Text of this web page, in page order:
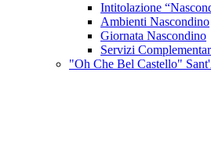
Intitolazione
Ambienti Nascondino
Giornata Nascondino
Servizi
"Oh Che Bel Castello"